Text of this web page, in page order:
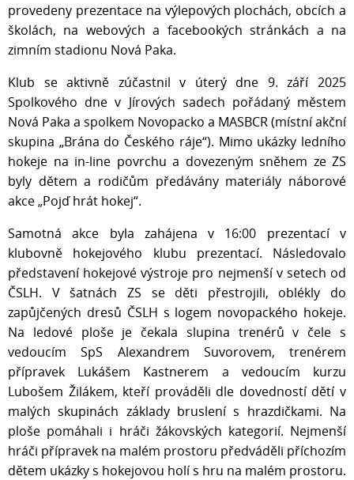
provedeny prezentace na výlepových plochách, obcích a
školách, na webových a facebookých stránkách a na
zimním stadionu Nová Paka.
Klub se aktivně zúčastnil v úterý dne 9. září 2025
Spolkového dne v Jírových sadech pořádaný městem
Nová Paka a spolkem Novopacko a MASBCR (místní akční
skupina „Brána do Českého ráje“). Mimo ukázky ledního
hokeje na in-line povrchu a dovezeným sněhem ze ZS
byly dětem a rodičům předávány materiály náborové
akce „Pojď hrát hokej“.
Samotná akce byla zahájena v 16:00 prezentací v
klubovně hokejového klubu prezentací. Následovalo
představení hokejové výstroje pro nejmenší v setech od
ČSLH. V šatnách ZS se děti přestrojili, oblékly do
zapůjčených dresů ČSLH s logem novopackého hokeje.
Na ledové ploše je čekala slupina trenérů v čele s
vedoucím SpS Alexandrem Suvorovem, trenérem
přípravek Lukášem Kastnerem a vedoucím kurzu
Lubošem Žilákem, kteří prováděli dle dovedností dětí v
malých skupinách základy bruslení s hrazdičkami. Na
ploše pomáhali i hráči žákovských kategorií. Nejmenší
hráči přípravek na malém prostoru předváděli příchozím
dětem ukázky s hokejovou holí s hru na malém prostoru.